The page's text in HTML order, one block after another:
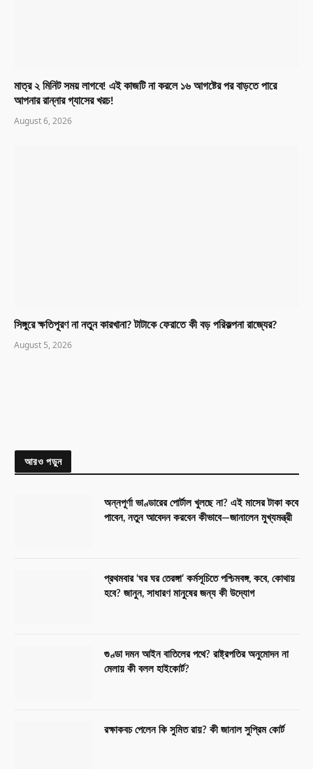
মাত্র ২ মিনিট সময় লাগবে! এই কাজটি না করলে ১৬ আগষ্টের পর বাড়তে পারে
আপনার রান্নার গ্যাসের খরচ!
August 6, 2026
সিঙ্গুরে ক্ষতিপূরণ না নতুন কারখানা? টাটাকে ফেরাতে কী বড় পরিকল্পনা রাজ্যের?
August 5, 2026
আরও পড়ুন
অন্নপূর্ণা ভাণ্ডারের পোর্টাল খুলছে না? এই মাসের টাকা কবে
পাবেন, নতুন আবেদন করবেন কীভাবে—জানালেন মুখ্যমন্ত্রী
প্রথমবার ‘ঘর ঘর তেরঙ্গা’ কর্মসূচিতে পশ্চিমবঙ্গ, কবে, কোথায়
হবে? জানুন, সাধারণ মানুষের জন্য কী উদ্যোগ
গুণ্ডা দমন আইন বাতিলের পথে? রাষ্ট্রপতির অনুমোদন না
মেলায় কী বলল হাইকোর্ট?
রক্ষাকবচ পেলেন কি সুমিত রায়? কী জানাল সুপ্রিম কোর্ট